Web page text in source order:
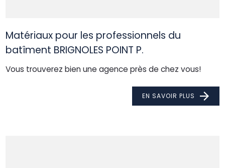
Matériaux pour les professionnels du
batîment BRIGNOLES POINT P.
Vous trouverez bien une agence près de chez vous!
EN SAVOIR PLUS